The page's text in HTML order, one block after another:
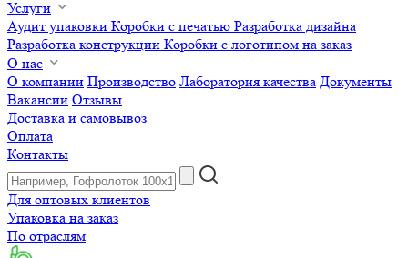
Услуги
Аудит упаковки Коробки с печатью Разработка дизайна
Разработка конструкции Коробки с логотипом на заказ
О нас
О компании Производство Лаборатория качества Документы
Вакансии Отзывы
Доставка и самовывоз
Оплата
Контакты
Для оптовых клиентов
Упаковка на заказ
По отраслям